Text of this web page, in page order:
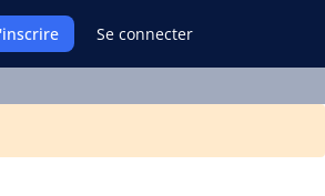
Se connecter